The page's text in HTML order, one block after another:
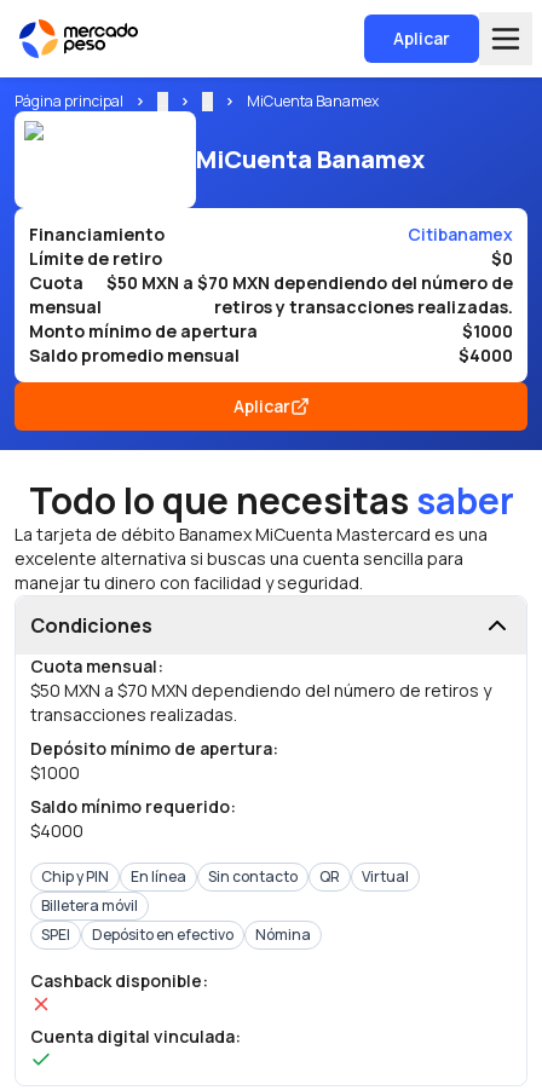
Aplicar
Página principal MiCuenta Banamex
MiCuenta Banamex
Financiamiento
Citibanamex
Límite de retiro
$0
Cuota
mensual
$50 MXN a $70 MXN dependiendo del número de
retiros y transacciones realizadas.
Monto mínimo de apertura
$1000
Saldo promedio mensual
$4000
Aplicar
Todo lo que necesitassaber
La tarjeta de débito Banamex MiCuenta Mastercard es una
excelente alternativa si buscas una cuenta sencilla para
manejar tu dinero con facilidad y seguridad.
Condiciones
Cuota mensual:
$50 MXN a $70 MXN dependiendo del número de retiros y
transacciones realizadas.
Depósito mínimo de apertura:
$1000
Saldo mínimo requerido:
$4000
Chip y PIN En línea Sin contacto QR
Virtual
Billetera móvil
SPEI
Depósito en efectivo Nómina
Cashback disponible:
Cuenta digital vinculada: